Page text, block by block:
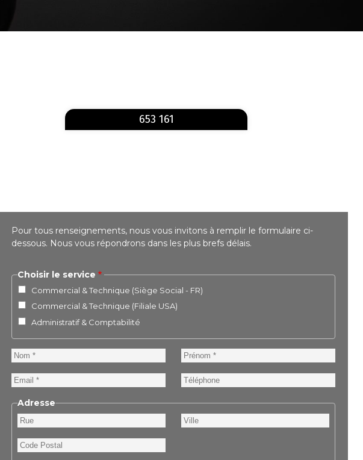
653 161
Pour tous renseignements, nous vous invitons à remplir le formulaire ci-
dessous. Nous vous répondrons dans les plus brefs délais.
Choisir le service
Commercial & Technique (Siège Social - FR)
Commercial & Technique (Filiale USA)
Administratif & Comptabilité
Nom Prénom
Email Téléphone
Adresse
Rue Ville
Code
Postal